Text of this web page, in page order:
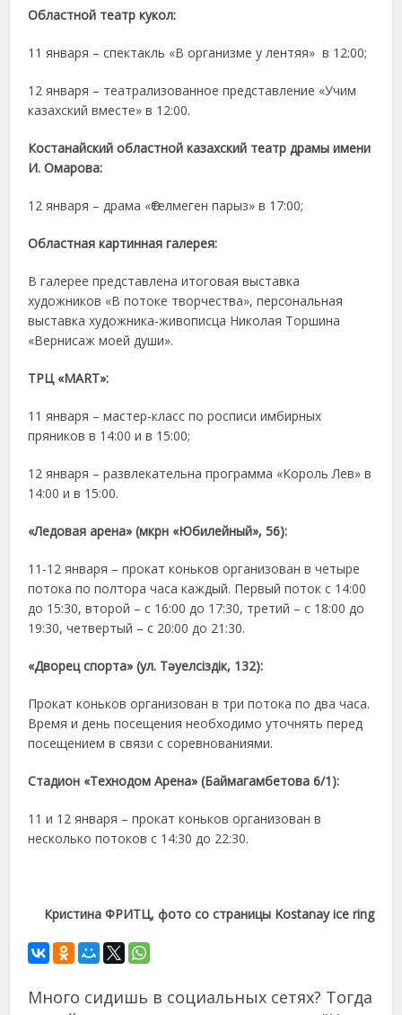
Областной театр кукол:
11 января – спектакль «В организме у лентяя» в 12:00;
12 января – театрализованное представление «Учим
казахский вместе» в 12:00.
Костанайский областной казахский театр драмы имени
И. Омарова:
12 января – драма «Өтелмеген парыз» в 17:00;
Областная картинная галерея:
В галерее представлена итоговая выставка
художников «В потоке творчества», персональная
выставка художника-живописца Николая Торшина
«Вернисаж моей души».
ТРЦ «MART»:
11 января – мастер-класс по росписи имбирных
пряников в 14:00 и в 15:00;
12 января – развлекательна программа «Король Лев» в
14:00 и в 15:00.
«Ледовая арена» (мкрн «Юбилейный», 56):
11-12 января – прокат коньков организован в четыре
потока по полтора часа каждый. Первый поток с 14:00
до 15:30, второй – с 16:00 до 17:30, третий – с 18:00 до
19:30, четвертый – с 20:00 до 21:30.
«Дворец спорта» (ул. Тәуелсіздік, 132):
Прокат коньков организован в три потока по два часа.
Время и день посещения необходимо уточнять перед
посещением в связи с соревнованиями.
Стадион «Технодом Арена» (Баймагамбетова 6/1):
11 и 12 января – прокат коньков организован в
несколько потоков с 14:30 до 22:30.
Кристина ФРИТЦ, фото со страницы Kostanay ice ring
Много сидишь в социальных сетях? Тогда